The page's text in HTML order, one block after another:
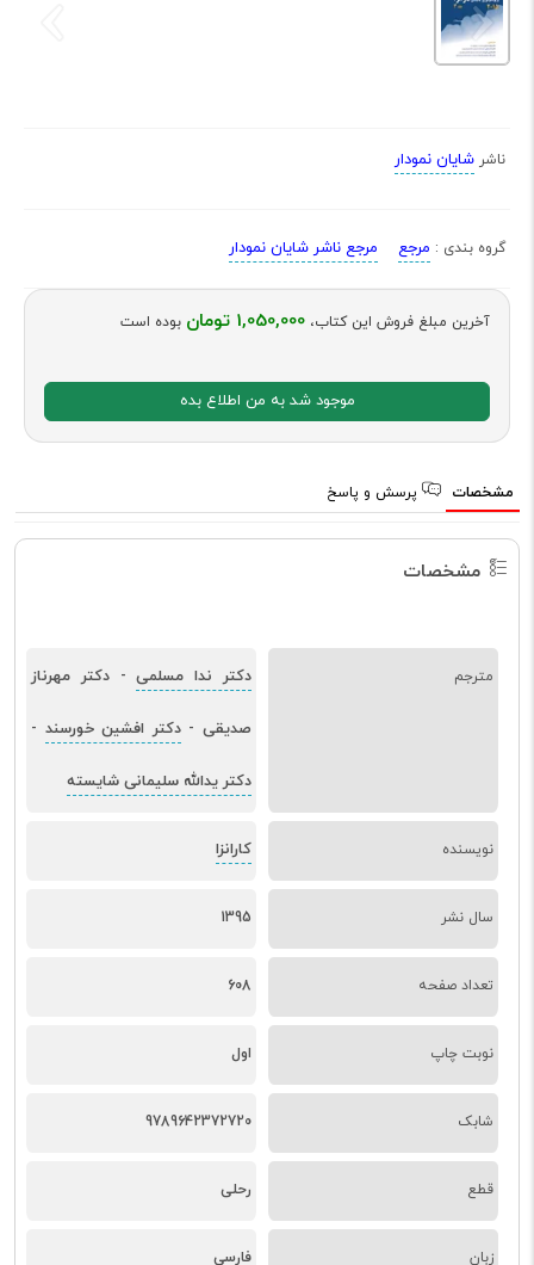
ناشر شایان نمودار
گروه بندی : مرجع مرجع ناشر شایان نمودار
آخرین مبلغ فروش این کتاب، 1,050,000 تومان بوده است
موجود شد به من اطلاع بده
مشخصات پرسش و پاسخ
مشخصات
مترجم دکتر ندا مسلمی-دکتر مهرناز
صدیقی-دکتر افشین خورسند -
دکتر یدالله سلیمانی شایسته
نویسنده کارانزا
سال نشر 1395
تعداد صفحه 608
نوبت چاپ اول
شابک 9789642372720
قطع رحلی
زبان فارسی